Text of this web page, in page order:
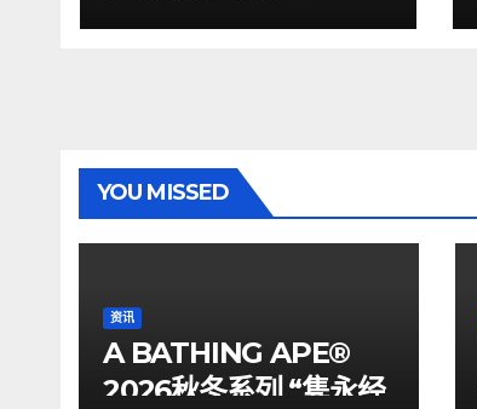
YOU MISSED
资讯
A BATHING APE®
2026秋冬系列 “隽永经